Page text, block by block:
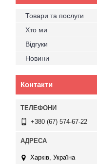
Товари та послуги
Хто ми
Відгуки
Новини
Контакти
+380 (67) 574-67-22
Харків, Україна